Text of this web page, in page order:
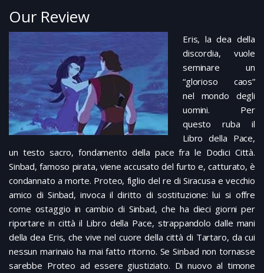
Our Review
Eris, la dea della
discordia, vuole
seminare un
“glorioso caos”
nel mondo degli
uomini. Per
questo ruba il
Libro della Pace,
un testo sacro, fondamento della pace fra le Dodici Città.
Sinbad, famoso pirata, viene accusato del furto e, catturato, è
condannato a morte. Proteo, figlio del re di Siracusa e vecchio
amico di Sinbad, invoca il diritto di sostituzione: lui si offre
come ostaggio in cambio di Sinbad, che ha dieci giorni per
riportare in città il Libro della Pace, strappandolo dalle mani
della dea Eris, che vive nel cuore della città di Tartaro, da cui
nessun marinaio ha mai fatto ritorno. Se Sinbad non tornasse
sarebbe Proteo ad essere giustiziato. Di nuovo al timone